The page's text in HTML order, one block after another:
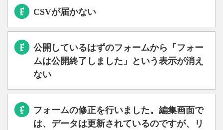
CSVが届かない
公開しているはずのフォームから「フォー
ムは公開終了しました」という表示が消え
ない
フォームの修正を行いました。編集画面で
は、データは更新されているのですが、リ